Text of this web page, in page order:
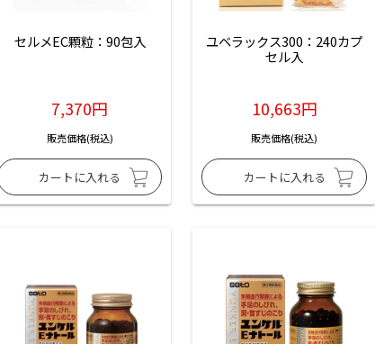
セルメEC顆粒：90包入
7,370円
販売価格(税込)
ユベラックス300：240カプ
セル入
10,663円
販売価格(税込)